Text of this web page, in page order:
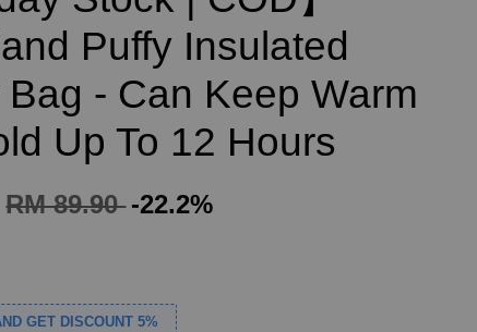
Puffy Insulated
- Can Keep Warm
Up To 12 Hours
RM 89.90 -22.2%
GET DISCOUNT 5%